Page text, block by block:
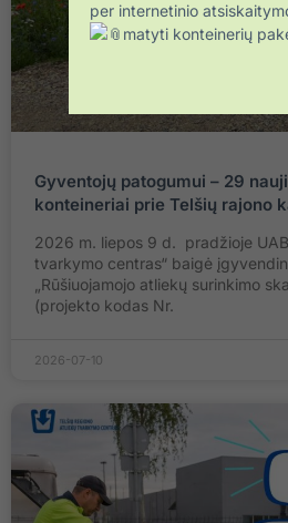
Gyventojų patogumui – 29
konteineriai prie Telšių rajono
2026 m. liepos 9 d. pradžioje
tvarkymo centras“ baigė
„Rūšiuojamojo atliekų surinkimo
(projekto kodas Nr.
2026-07-10
per internetinio
matyti konteinerių